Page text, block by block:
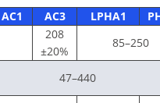
AC1 AC3 LPHA1
208
±20%
85–250
47–440